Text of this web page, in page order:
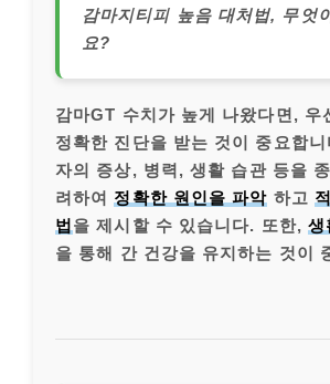
감마지티피 높음 대처법, 무엇
요?
감마GT 수치가 높게 나왔다면, 우
정확한 진단을 받는 것이 중요합
자의 증상, 병력, 생활 습관 등을
려하여 정확한 원인을 파악 하고
법 을 제시할 수 있습니다. 또한, 생
을 통해 간 건강을 유지하는 것이